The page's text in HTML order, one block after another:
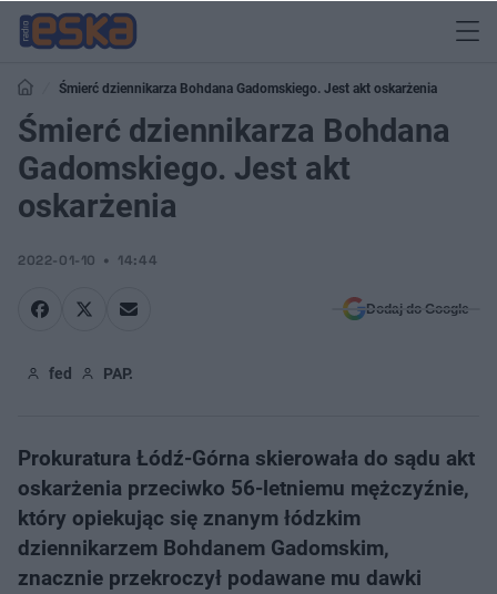
Śmierć dziennikarza Bohdana Gadomskiego. Jest akt oskarżenia
Śmierć dziennikarza Bohdana
Gadomskiego. Jest akt
oskarżenia
2022-01-10 14:44
Dodaj do Google
fed PAP.
Prokuratura Łódź-Górna skierowała do sądu akt
oskarżenia przeciwko 56-letniemu mężczyźnie,
który opiekując się znanym łódzkim
dziennikarzem Bohdanem Gadomskim,
znacznie przekroczył podawane mu dawki